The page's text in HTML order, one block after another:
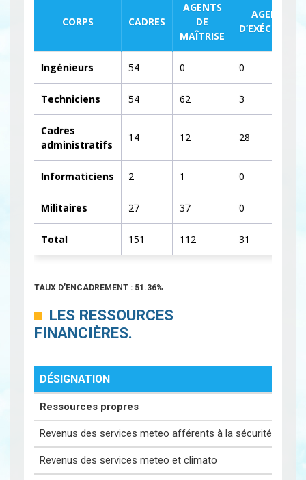
CORPS CADRES
AGENTS
DE
MAÎTRISE
AGENTS
D’EXÉCUTION
Ingénieurs 54 0 0
Techniciens 54 62 3
Cadres
administratifs
14 12 28
Informaticiens 2 1 0
Militaires 27 37 0
Total 151 112 31
TAUX D’ENCADREMENT : 51.36%
LES RESSOURCES
FINANCIÈRES.
DÉSIGNATION
Ressources propres
Revenus des services meteo afférents à la sécurité de
Revenus des services meteo et climato